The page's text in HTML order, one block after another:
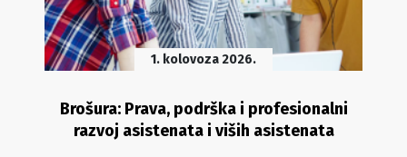
1. kolovoza 2026.
Brošura: Prava, podrška i profesionalni
razvoj asistenata i viših asistenata